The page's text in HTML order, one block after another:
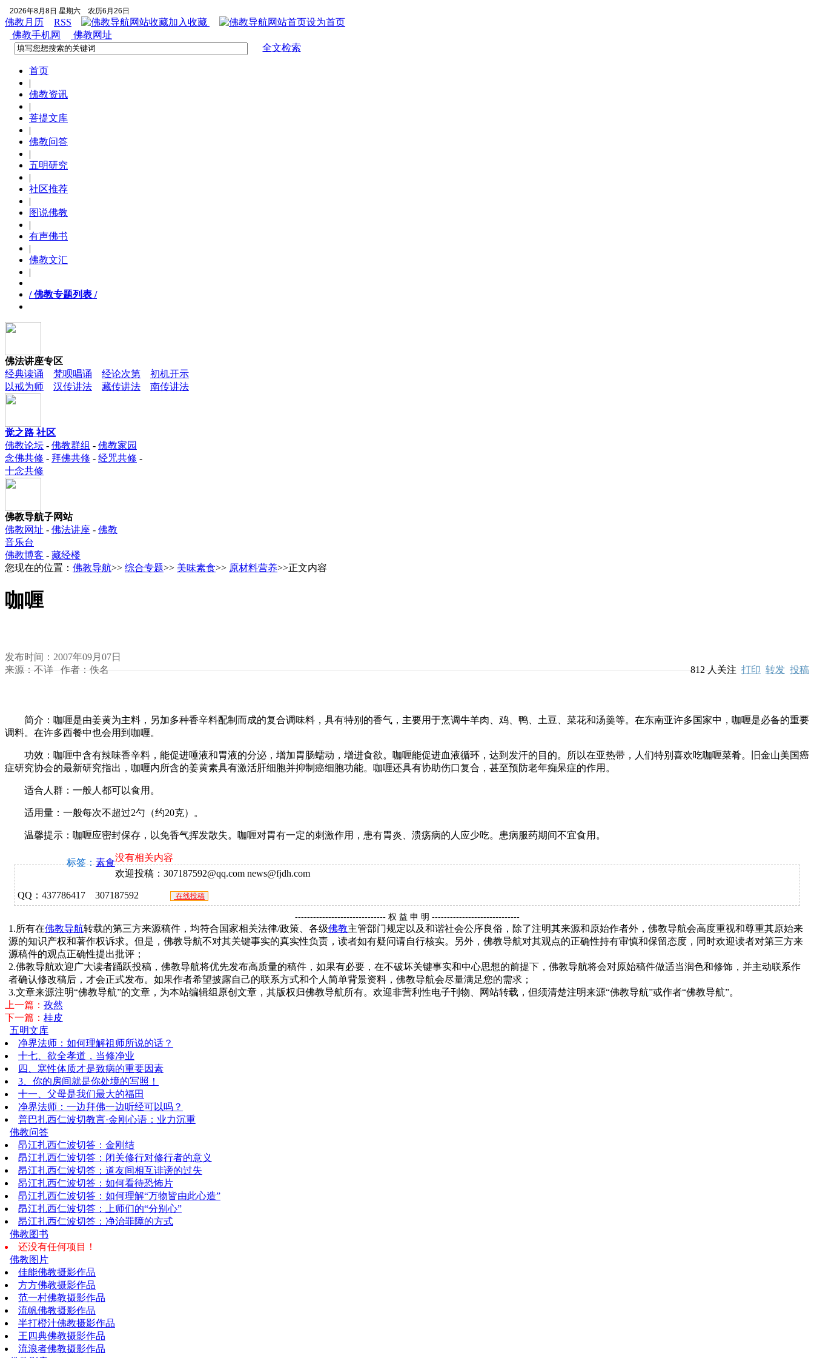
2026年8月8日 星期六 农历6月26日
佛教月历 RSS 加入收藏
设为首页
佛教手机网
佛教网址
全文检索
首页
|
佛教资讯
|
菩提文库
|
佛教问答
|
五明研究
|
社区推荐
|
图说佛教
|
有声佛书
|
佛教文汇
|
/ 佛教专题列表 /
佛法讲座专区
经典读诵
梵呗唱诵 经论次第
初机开示
以戒为师
汉传讲法 藏传讲法 南传讲法
觉之路 社区
佛教论坛 - 佛教群组 - 佛教家园
念佛共修 - 拜佛共修 - 经咒共修 -
十念共修
佛教导航子网站
佛教网址 - 佛法讲座 - 佛教
音乐台
佛教博客 - 藏经楼
您现在的位置： 佛教导航>> 综合专题>> 美味素食>> 原材料营养>>正文内容
咖喱
发布时间：2007年09月07日
来源：不详 作者：佚名
812人关注 打印 转发 投稿
简介：咖喱是由姜黄为主料，另加多种香辛料配制而成的复合调味料，具有特别的香气，主要用于烹调牛羊肉、鸡、鸭、土豆、菜花和汤羹等。在东南亚许多国家中，咖喱是必备的重要
调料。在许多西餐中也会用到咖喱。
功效：咖喱中含有辣味香辛料，能促进唾液和胃液的分泌，增加胃肠蠕动，增进食欲。咖喱能促进血液循环，达到发汗的目的。所以在亚热带，人们特别喜欢吃咖喱菜肴。旧金山美国癌
症研究协会的最新研究指出，咖喱内所含的姜黄素具有激活肝细胞并抑制癌细胞功能。咖喱还具有协助伤口复合，甚至预防老年痴呆症的作用。
适合人群：一般人都可以食用。
适用量：一般每次不超过2勺（约20克）。
温馨提示：咖喱应密封保存，以免香气挥发散失。咖喱对胃有一定的刺激作用，患有胃炎、溃疡病的人应少吃。患病服药期间不宜食用。
标签：素食没有相关内容
欢迎投稿：307187592@qq.com news@fjdh.com
QQ：437786417 307187592 在线投稿
------------------------------ 权 益 申 明 -----------------------------
1.所有在佛教导航转载的第三方来源稿件，均符合国家相关法律/政策、各级佛教主管部门规定以及和谐社会公序良俗，除了注明其来源和原始作者外，佛教导航会高度重视和尊重其原始来
源的知识产权和著作权诉求。但是，佛教导航不对其关键事实的真实性负责，读者如有疑问请自行核实。另外，佛教导航对其观点的正确性持有审慎和保留态度，同时欢迎读者对第三方来
源稿件的观点正确性提出批评；
2.佛教导航欢迎广大读者踊跃投稿，佛教导航将优先发布高质量的稿件，如果有必要，在不破坏关键事实和中心思想的前提下，佛教导航将会对原始稿件做适当润色和修饰，并主动联系作
者确认修改稿后，才会正式发布。如果作者希望披露自己的联系方式和个人简单背景资料，佛教导航会尽量满足您的需求；
3.文章来源注明“佛教导航”的文章，为本站编辑组原创文章，其版权归佛教导航所有。欢迎非营利性电子刊物、网站转载，但须清楚注明来源“佛教导航”或作者“佛教导航”。
上一篇： 孜然
下一篇： 桂皮
五明文库
净界法师：如何理解祖师所说的话？
十七、欲全孝道，当修净业
四、寒性体质才是致病的重要因素
3、你的房间就是你处境的写照！
十一、父母是我们最大的福田
净界法师：一边拜佛一边听经可以吗？
普巴扎西仁波切教言·金刚心语：业力沉重
佛教问答
昂江扎西仁波切答：金刚结
昂江扎西仁波切答：闭关修行对修行者的意义
昂江扎西仁波切答：道友间相互诽谤的过失
昂江扎西仁波切答：如何看待恐怖片
昂江扎西仁波切答：如何理解“万物皆由此心造”
昂江扎西仁波切答：上师们的“分别心”
昂江扎西仁波切答：净治罪障的方式
佛教图书
还没有任何项目！
佛教图片
佳能佛教摄影作品
方方佛教摄影作品
范一村佛教摄影作品
流帆佛教摄影作品
半打橙汁佛教摄影作品
王四典佛教摄影作品
流浪者佛教摄影作品